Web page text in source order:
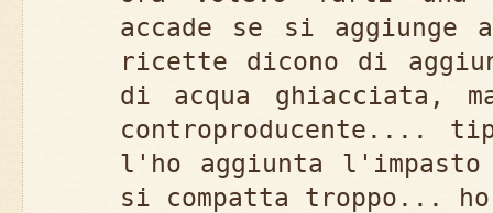
accade se si aggiunge
ricette dicono di
di acqua ghiacciata,
controproducente....
l'ho aggiunta
si compatta troppo... ho